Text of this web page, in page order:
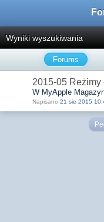
Wyniki wyszukiwania
Forums
2015-05 Reżimy
W MyApple
Napisano 21 sie 2015